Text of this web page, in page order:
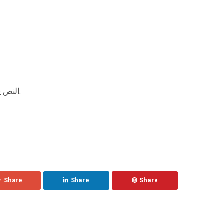
النص يعبر عن رأي الكاتب وليس بالضرورة عن رأي الموقع.
Share Share Share